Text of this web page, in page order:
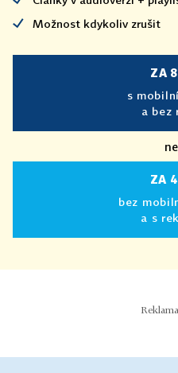
Možnost kdykoliv zrušit
ZA
s
a bez
ZA
bez
a s